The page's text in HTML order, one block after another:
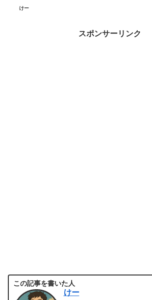
けー
スポンサーリンク
この記事を書いた人
けー